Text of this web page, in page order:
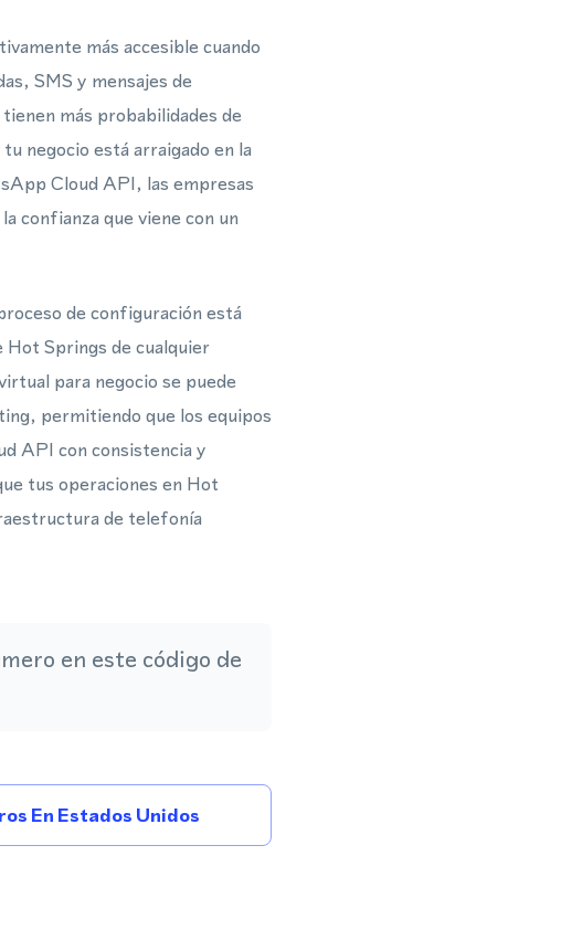
más accesible cuando
SMS y mensajes de
más probabilidades de
negocio está arraigado en la
Cloud API, las empresas
confianza que viene con un
de configuración está
Hot Springs de cualquier
para negocio se puede
permitiendo que los equipos
API con consistencia y
tus operaciones en Hot
de telefonía
en este código de
En Estados Unidos